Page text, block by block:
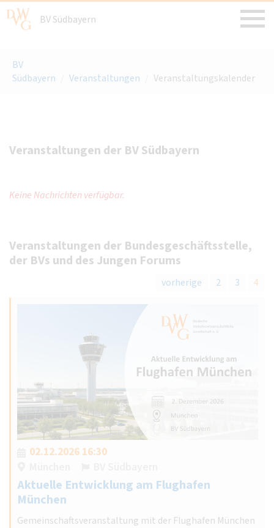
BV Südbayern
BV
Südbayern
Veranstaltungen Veranstaltungskalender
Veranstaltungen der BV Südbayern
Keine Nachrichten verfügbar.
Veranstaltungen der Bundesgeschäftsstelle,
der BVs und des Jungen Forums
vorherige 2 3 4
02.12.2026 16:30
Aktuelle Entwicklung am Flughafen
München
Gemeinschaftsveranstaltung mit der Flughafen München